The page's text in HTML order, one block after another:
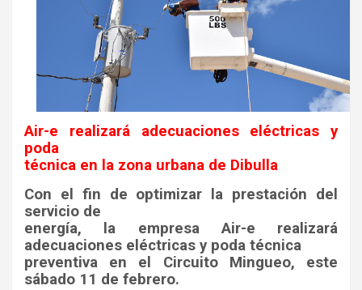
Air-e realizará adecuaciones eléctricas y
poda
técnica en la zona urbana de Dibulla
Con el fin de optimizar la prestación del
servicio de
energía, la empresa Air-e realizará
adecuaciones eléctricas y poda técnica
preventiva en el Circuito Mingueo, este
sábado 11 de febrero.